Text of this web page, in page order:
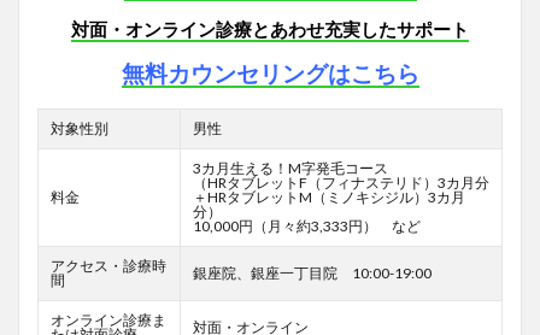
対面・オンライン診療とあわせ充実したサポート
無料カウンセリングはこちら
対象性別 男性
料金
3カ月生える！M字発毛コース
（HRタブレットF （フィナステリド）3カ月分
＋HRタブレットM（ミノキシジル）3カ月
分）
10,000円（月々約3,333円） など
アクセス・診療時
間
銀座院、銀座一丁目院 10:00-19:00
オンライン診療ま
対面・オンライン